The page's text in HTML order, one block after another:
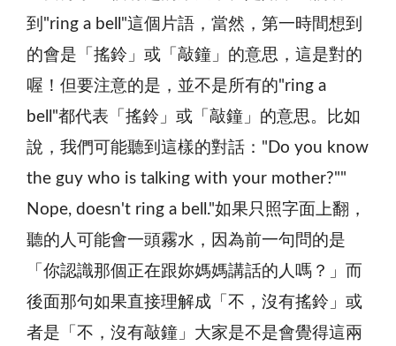
到"ring a bell"這個片語，當然，第一時間想到
的會是「搖鈴」或「敲鐘」的意思，這是對的
喔！但要注意的是，並不是所有的"ring a
bell"都代表「搖鈴」或「敲鐘」的意思。比如
說，我們可能聽到這樣的對話："Do you know
the guy who is talking with your mother?""
Nope, doesn't ring a bell."如果只照字面上翻，
聽的人可能會一頭霧水，因為前一句問的是
「你認識那個正在跟妳媽媽講話的人嗎？」而
後面那句如果直接理解成「不，沒有搖鈴」或
者是「不，沒有敲鐘」大家是不是會覺得這兩